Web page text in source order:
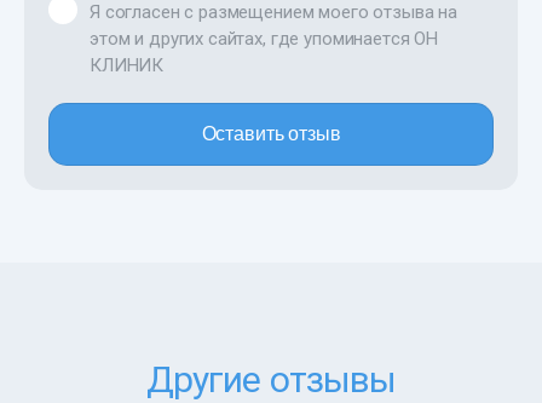
Я согласен с размещением моего отзыва на
этом и других сайтах, где упоминается ОН
КЛИНИК
Оставить отзыв
Другие отзывы